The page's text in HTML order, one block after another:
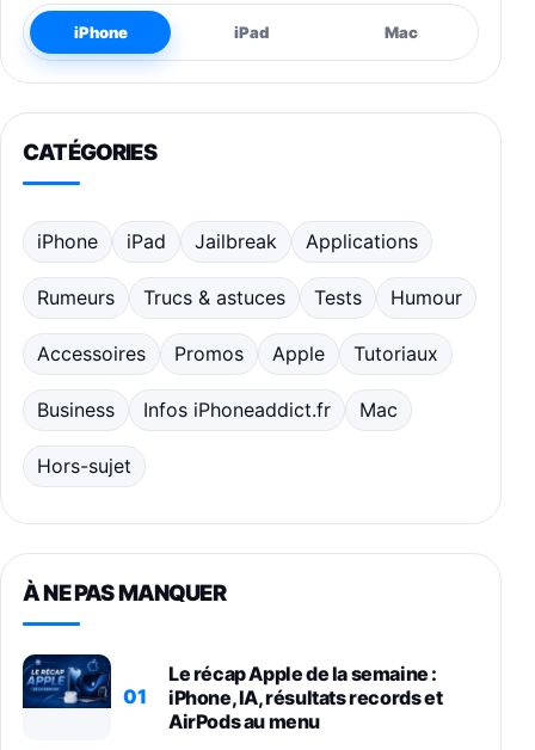
iPhone iPad Mac
CATÉGORIES
iPhone iPad Jailbreak Applications
Rumeurs Trucs & astuces Tests Humour
Accessoires Promos Apple Tutoriaux
Business Infos iPhoneaddict.fr Mac
Hors-sujet
À NE PAS MANQUER
01
Le récap Apple de la semaine :
iPhone, IA, résultats records et
AirPods au menu